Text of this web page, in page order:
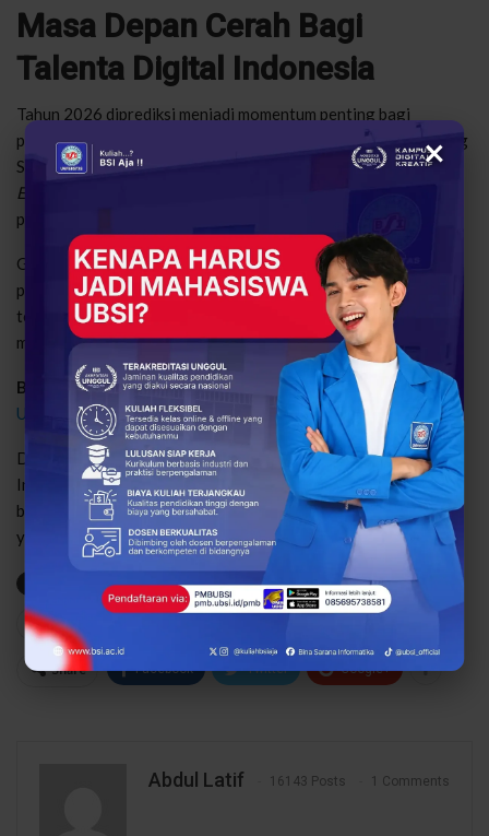
Masa Depan Cerah Bagi
Talenta Digital Indonesia
Tahun 2026 diprediksi menjadi momentum penting bagi
perkembangan industri digital di Indonesia. Lulusan dari bidang
Sistem Informasi, Teknologi Informasi, dan
Software
Engineering
pertumbuhan ekonomi berbasis teknologi.
Generasi muda yang siap menghadapi tantangan ini memiliki
peluang besar untuk sukses tidak hanya di tingkat nasional,
tetapi juga global. Dunia kerja masa depan akan menjadi milik
mereka yang kreatif, adaptif, dan berani berinovasi.
Baca juga:Karir Luas Menanti Lulusan Teknologi Informasi
UBSI Kampus Tangerang
Dengan dukungan kampus seperti Universitas Bina Sarana
Informatika (UBSI) yang konsisten mencetak talenta unggul di
bidang teknologi, Indonesia siap melangkah menuju era digital
yang lebih maju, mandiri, dan berdaya saing tinggi.
Teknologi
72
Share Facebook Twitter Google+
Abdul Latif 16143 Posts 1 Comments
×